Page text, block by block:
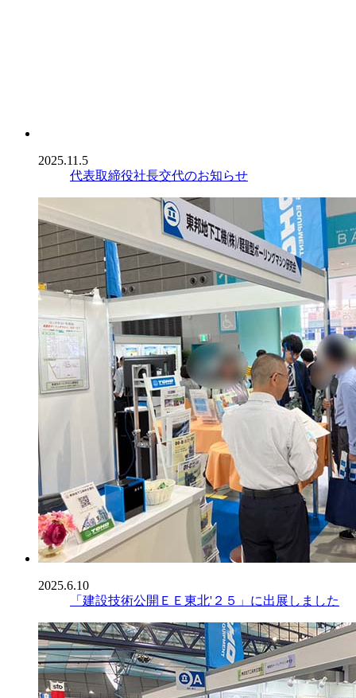
2025.11.5
代表取締役社長交代のお知らせ
2025.6.10
「建設技術公開ＥＥ東北'２５」に出展しました